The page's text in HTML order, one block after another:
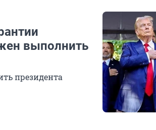
выполнить
президента